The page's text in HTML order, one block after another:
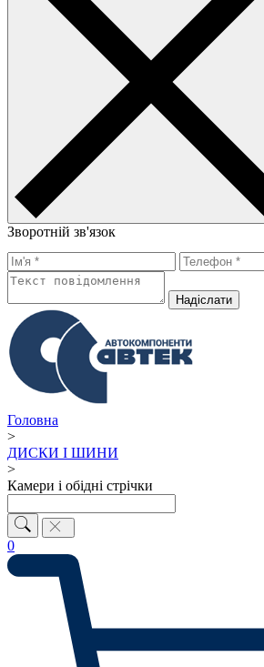
Зворотній зв'язок
Надiслати
Головна
>
ДИСКИ І ШИНИ
>
Камери і обідні стрічки
0